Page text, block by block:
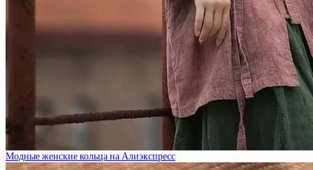
Модные женские кольца на Алиэкспресс